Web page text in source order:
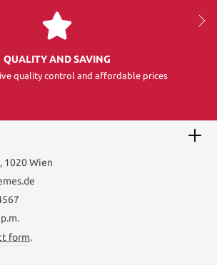
QUALITY AND SAVING
quality control and affordable prices
1020 Wien
form.